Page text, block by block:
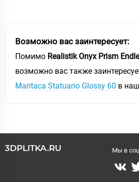
Возможно вас заинтересует:
Помимо Realistik Onyx Prism
возможно вас также
Maritaca Statuario Glossy 60 в
3DPLITKA.RU Мы в